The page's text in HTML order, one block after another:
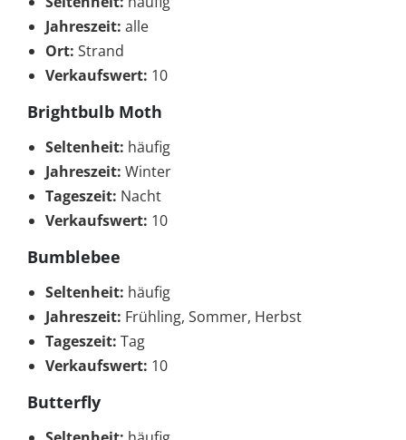
Jahreszeit: alle
Ort: Strand
Verkaufswert: 10
Brightbulb Moth
Seltenheit: häufig
Jahreszeit: Winter
Tageszeit: Nacht
Verkaufswert: 10
Bumblebee
Seltenheit: häufig
Jahreszeit: Frühling, Sommer, Herbst
Tageszeit: Tag
Verkaufswert: 10
Butterfly